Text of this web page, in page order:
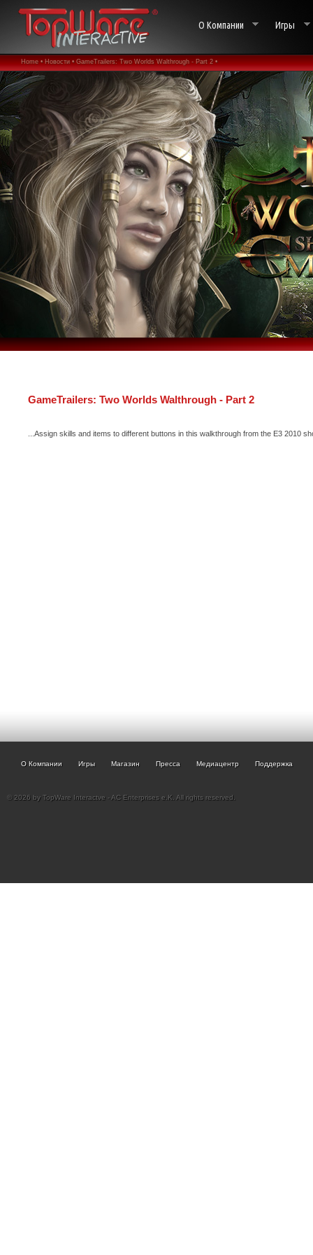
О Компании Игры
Home • Новости • GameTrailers: Two Worlds Walthrough - Part 2 •
GameTrailers: Two Worlds Walthrough - Part 2
...Assign skills and items to different buttons in this walkthrough from the E3 2010
О Компании Игры Магазин Пресса Медиацентр Поддержка
© 2026 by TopWare Interactve - AC Enterprises e.K. All rights reserved.